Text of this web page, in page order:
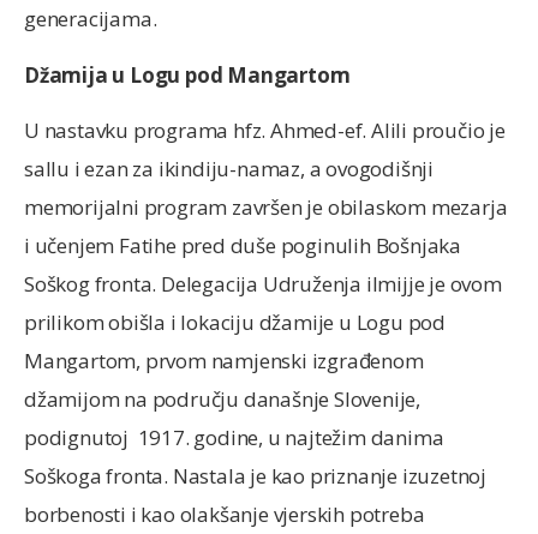
generacijama.
Džamija u Logu pod Mangartom
U nastavku programa hfz. Ahmed-ef. Alili proučio je
sallu i ezan za ikindiju-namaz, a ovogodišnji
memorijalni program završen je obilaskom mezarja
i učenjem Fatihe pred duše poginulih Bošnjaka
Soškog fronta. Delegacija Udruženja ilmijje je ovom
prilikom obišla i lokaciju džamije u Logu pod
Mangartom, prvom namjenski izgrađenom
džamijom na području današnje Slovenije,
podignutoj 1917. godine, u najtežim danima
Soškoga fronta. Nastala je kao priznanje izuzetnoj
borbenosti i kao olakšanje vjerskih potreba